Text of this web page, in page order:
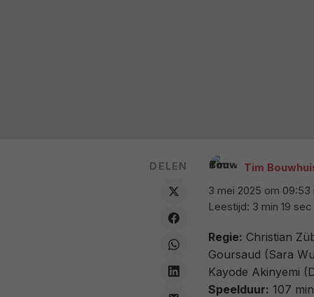
Tim
3 mei 2025 om 09:53
Leestijd: 3 min 19 sec
Regie: Christian
Goursaud (Sara
Kayode Akinyemi
Speelduur: 107
DELEN